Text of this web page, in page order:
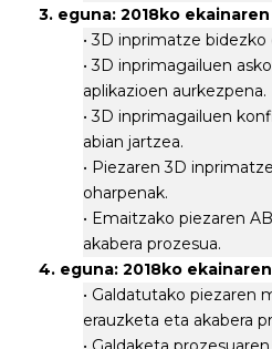
3. eguna: 2018ko ekainaren
• 3D inprimatze
• 3D inprimagailuen
aplikazioen aurkezpena.
• 3D inprimagailuen
abian jartzea.
• Piezaren 3D
oharpenak.
• Emaitzako piezaren
akabera prozesua.
4. eguna: 2018ko
• Galdatutako piezaren
erauzketa eta akabera